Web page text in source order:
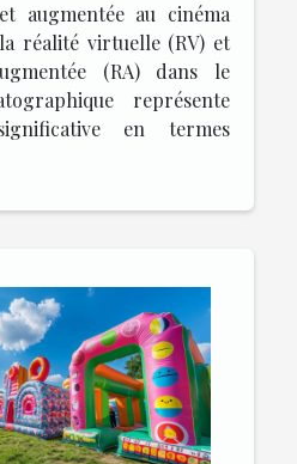
augmentée au cinéma
réalité virtuelle (RV) et
(RA) dans le
représente
en termes